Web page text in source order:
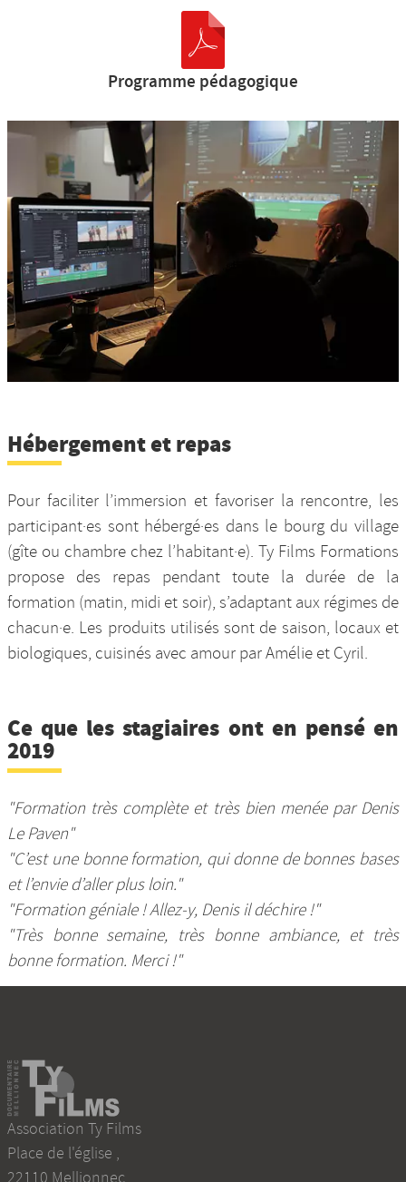
Programme pédagogique
Hébergement et repas
Pour faciliter l’immersion et favoriser la rencontre, les
participant·es sont hébergé·es dans le bourg du village
(gîte ou chambre chez l’habitant·e). Ty Films Formations
propose des repas pendant toute la durée de la
formation (matin, midi et soir), s’adaptant aux régimes de
chacun·e. Les produits utilisés sont de saison, locaux et
biologiques, cuisinés avec amour par Amélie et Cyril.
Ce que les stagiaires ont en pensé en
2019
"Formation très complète et très bien menée par Denis
Le Paven"
"C’est une bonne formation, qui donne de bonnes bases
et l’envie d’aller plus loin."
"Formation géniale ! Allez-y, Denis il déchire !"
"Très bonne semaine, très bonne ambiance, et très
bonne formation. Merci !"
Association Ty Films
Place de l'église ,
22110 Mellionnec